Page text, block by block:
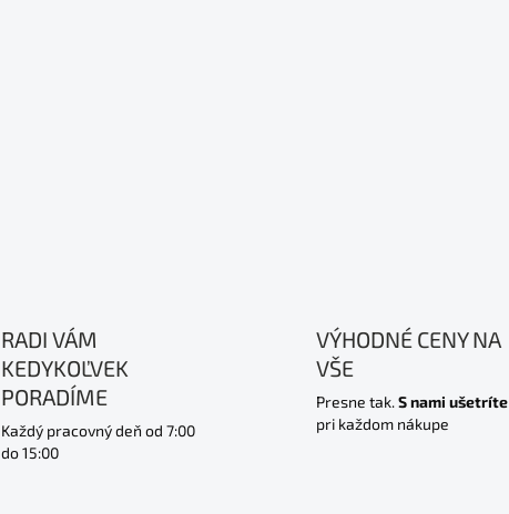
RADI VÁM
KEDYKOĽVEK
PORADÍME
Každý pracovný deň od 7:00
do 15:00
VÝHODNÉ CENY NA
VŠE
Presne tak.S nami ušetríte
pri každom nákupe